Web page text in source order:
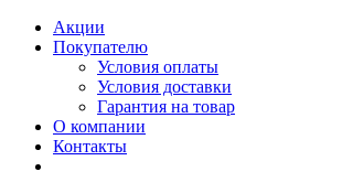
Акции
Покупателю
Условия оплаты
Условия доставки
Гарантия на товар
О компании
Контакты